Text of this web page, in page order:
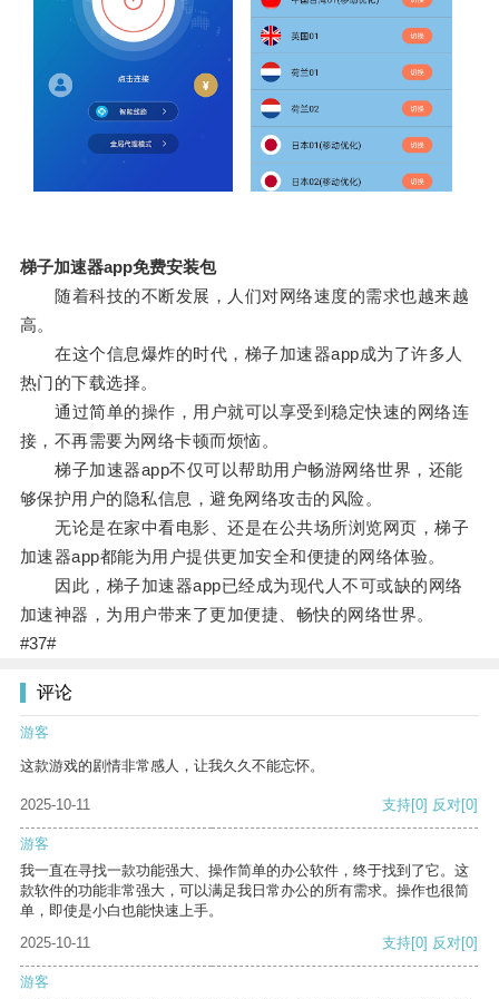
梯子加速器app免费安装包
随着科技的不断发展，人们对网络速度的需求也越来越
高。
在这个信息爆炸的时代，梯子加速器app成为了许多人
热门的下载选择。
通过简单的操作，用户就可以享受到稳定快速的网络连
接，不再需要为网络卡顿而烦恼。
梯子加速器app不仅可以帮助用户畅游网络世界，还能
够保护用户的隐私信息，避免网络攻击的风险。
无论是在家中看电影、还是在公共场所浏览网页，梯子
加速器app都能为用户提供更加安全和便捷的网络体验。
因此，梯子加速器app已经成为现代人不可或缺的网络
加速神器，为用户带来了更加便捷、畅快的网络世界。
#37#
评论
游客
这款游戏的剧情非常感人，让我久久不能忘怀。
2025-10-11 支持[0] 反对[0]
游客
我一直在寻找一款功能强大、操作简单的办公软件，终于找到了它。这
款软件的功能非常强大，可以满足我日常办公的所有需求。操作也很简
单，即使是小白也能快速上手。
2025-10-11
支持[0] 反对[0]
游客